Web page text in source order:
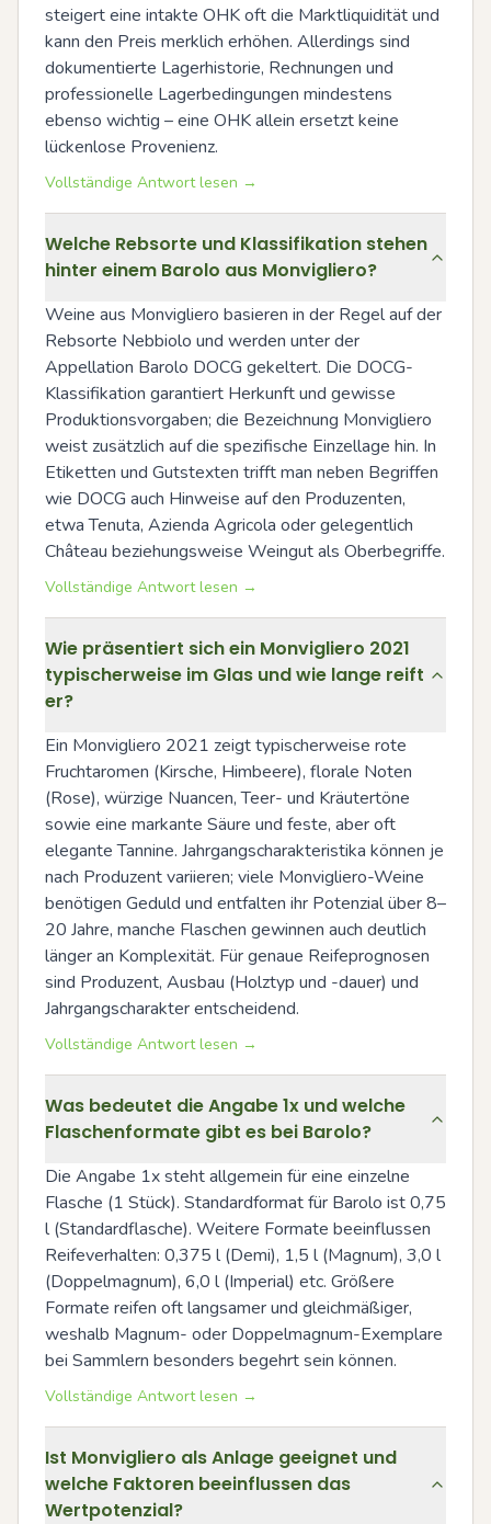
steigert eine intakte OHK oft die Marktliquidität und
kann den Preis merklich erhöhen. Allerdings sind
dokumentierte Lagerhistorie, Rechnungen und
professionelle Lagerbedingungen mindestens
ebenso wichtig – eine OHK allein ersetzt keine
lückenlose Provenienz.
Vollständige Antwort lesen →
Welche Rebsorte und Klassifikation stehen
hinter einem Barolo aus Monvigliero?
Weine aus Monvigliero basieren in der Regel auf der
Rebsorte Nebbiolo und werden unter der
Appellation Barolo DOCG gekeltert. Die DOCG-
Klassifikation garantiert Herkunft und gewisse
Produktionsvorgaben; die Bezeichnung Monvigliero
weist zusätzlich auf die spezifische Einzellage hin. In
Etiketten und Gutstexten trifft man neben Begriffen
wie DOCG auch Hinweise auf den Produzenten,
etwa Tenuta, Azienda Agricola oder gelegentlich
Château beziehungsweise Weingut als Oberbegriffe.
Vollständige Antwort lesen →
Wie präsentiert sich ein Monvigliero 2021
typischerweise im Glas und wie lange reift
er?
Ein Monvigliero 2021 zeigt typischerweise rote
Fruchtaromen (Kirsche, Himbeere), florale Noten
(Rose), würzige Nuancen, Teer- und Kräutertöne
sowie eine markante Säure und feste, aber oft
elegante Tannine. Jahrgangscharakteristika können je
nach Produzent variieren; viele Monvigliero-Weine
benötigen Geduld und entfalten ihr Potenzial über 8–
20 Jahre, manche Flaschen gewinnen auch deutlich
länger an Komplexität. Für genaue Reifeprognosen
sind Produzent, Ausbau (Holztyp und -dauer) und
Jahrgangscharakter entscheidend.
Vollständige Antwort lesen →
Was bedeutet die Angabe 1x und welche
Flaschenformate gibt es bei Barolo?
Die Angabe 1x steht allgemein für eine einzelne
Flasche (1 Stück). Standardformat für Barolo ist 0,75
l (Standardflasche). Weitere Formate beeinflussen
Reifeverhalten: 0,375 l (Demi), 1,5 l (Magnum), 3,0 l
(Doppelmagnum), 6,0 l (Imperial) etc. Größere
Formate reifen oft langsamer und gleichmäßiger,
weshalb Magnum- oder Doppelmagnum-Exemplare
bei Sammlern besonders begehrt sein können.
Vollständige Antwort lesen →
Ist Monvigliero als Anlage geeignet und
welche Faktoren beeinflussen das
Wertpotenzial?